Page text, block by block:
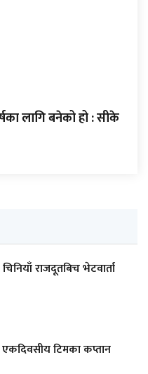
लागि बनेको हो : सीके
चिनियाँ राजदूतबिच भेटवार्ता
टिमका कप्तान